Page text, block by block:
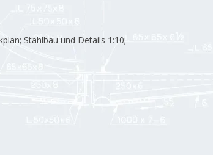
Stahlbau und Details 1:10;